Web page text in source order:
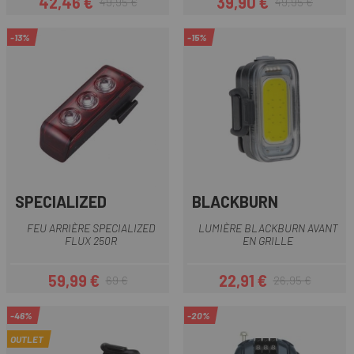
Prix
Prix habituel Prix
Prix habituel
-13%
SPECIALIZED
FEU ARRIÈRE SPECIALIZED
FLUX 250R
Prix
59,99 €Prix habituel
69 €
-15%
BLACKBURN
LUMIÈRE BLACKBURN AVANT
EN GRILLE
Prix
22,91 €Prix habituel
26,95 €
-46%
OUTLET
-20%